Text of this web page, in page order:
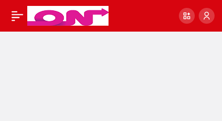
İsveç ve Avrupa için Paylaş